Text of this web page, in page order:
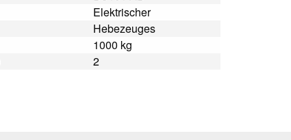
Elektrischer
Hebezeuges
1000 kg
2